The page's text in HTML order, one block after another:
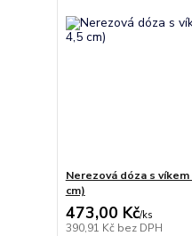
Nerezová dóza s víkem
cm)
473,00 Kč/ks
390,91 Kč bez DPH